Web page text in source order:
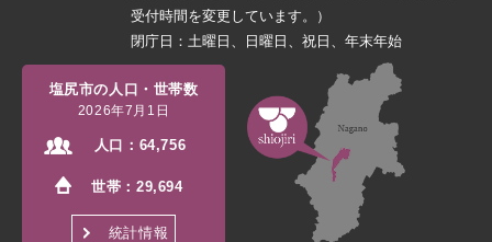
受付時間を変更しています。）
閉庁日：土曜日、日曜日、祝日、年末年始
塩尻市の人口・世帯数
2026年7月1日
人口： 64,756
世帯：29,694
統計情報